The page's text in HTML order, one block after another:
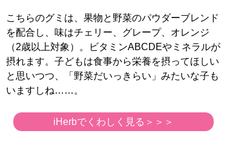
こちらのグミは、果物と野菜のパウダーブレンド
を配合し、味はチェリー、グレープ、オレンジ
（2歳以上対象）。ビタミンABCDEやミネラルが
摂れます。子どもは食事から栄養を摂ってほしい
と思いつつ、「野菜だいっきらい」みたいな子も
いますしね……。
iHerbでくわしく見る＞＞＞